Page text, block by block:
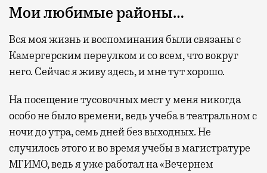
Мои любимые районы…
Вся моя жизнь и воспоминания были связаны с
Камергерским переулком и со всем, что вокруг
него. Сейчас я живу здесь, и мне тут хорошо.
На посещение тусовочных мест у меня никогда
особо не было времени, ведь учеба в театральном с
ночи до утра, семь дней без выходных. Не
случилось этого и во время учебы в магистратуре
МГИМО, ведь я уже работал на «Вечернем